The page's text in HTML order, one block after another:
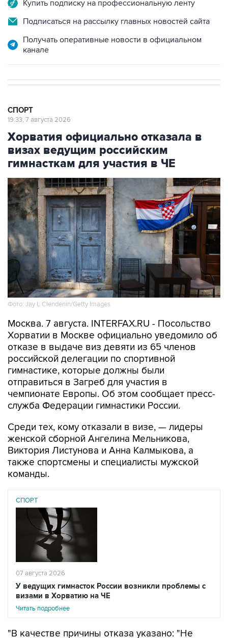
Купить подписку на профессиональную ленту
Подписаться на рассылку главных новостей сайта
Получать оперативные новости в официальном
канале
СПОРТ
19:33, 7 августа 2026
Хорватия официально отказала в
визах ведущим российским
гимнасткам для участия в ЧЕ
Фото: Jay L Clendenin/Getty Images
Москва. 7 августа. INTERFAX.RU - Посольство
Хорватии в Москве официально уведомило об
отказе в выдаче виз девяти из 65 членов
российской делегации по спортивной
гимнастике, которые должны были
отправиться в Загреб для участия в
чемпионате Европы. Об этом сообщает пресс-
служба Федерации гимнастики России.
Среди тех, кому отказали в визе, — лидеры
женской сборной Ангелина Мельникова,
Виктория Листунова и Анна Калмыкова, а
также спортсмены и специалисты мужской
команды.
СПОРТ
07 августа 2026
У ведущих гимнасток России возникли проблемы с
визами в Хорватию на ЧЕ
Читать подробнее
"В качестве причины отказа указано: "Не